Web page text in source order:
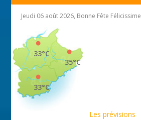
Jeudi 06 août 2026, Bonne Fête Félicissime
35°C
33°C
33°C
Les prévisions